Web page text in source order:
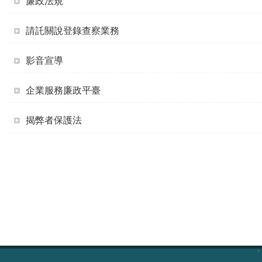
請託關說登錄查察業務
影音宣導
企業服務廉政平臺
揭弊者保護法